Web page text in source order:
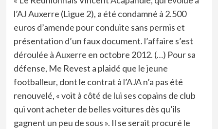
l’AJ Auxerre (Ligue 2), a été condamné à 2.500
euros d’amende pour conduite sans permis et
présentation d’un faux document. l’affaire s’est
déroulée à Auxerre en octobre 2012. (…) Pour sa
défense, Me Revest a plaidé que le jeune
footballeur, dont le contrat à l’AJA n’a pas été
renouvelé, « voit à côté de lui ses copains de club
qui vont acheter de belles voitures dès qu’ils
gagnent un peu de sous ». Il se serait procuré le